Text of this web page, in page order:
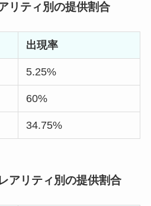
リティ別の提供割合
出現率
5.25%
60%
34.75%
アリティ別の提供割合